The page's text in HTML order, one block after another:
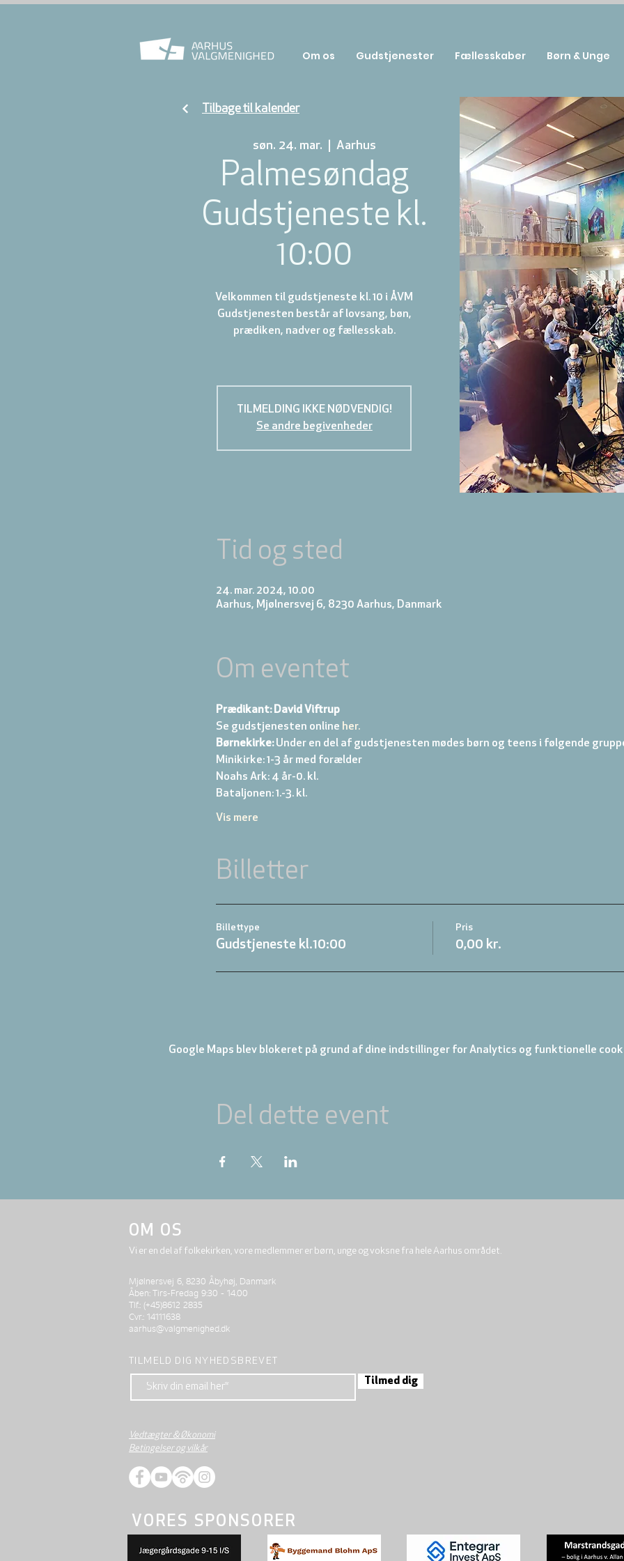
søn. 24. mar. Aarhus
Palmesøndag
Gudstjeneste kl.
10:00
Velkommen til gudstjeneste kl. 10 i ÅVM
Gudstjenesten består af lovsang, bøn,
prædiken, nadver og fællesskab.
TILMELDING IKKE NØDVENDIG!
Se andre begivenheder
Tid og sted
24. mar. 2024, 10.00
Aarhus, Mjølnersvej 6, 8230 Aarhus, Danmark
Om eventet
Prædikant: David Viftrup
Se gudstjenesten online her.
Børnekirke: Under en del af gudstjenesten mødes børn og teens i følgende
Minikirke: 1-3 år med forælder
Noahs Ark: 4 år-0. kl.
Bataljonen: 1.-3. kl.
Vis mere
Billetter
Billettype
Gudstjeneste kl.10:00
Pris
0,00 kr.
Google Maps blev blokeret på grund af dine indstillinger for Analytics og funktionelle
Del dette event
Tilbage til kalender
Om os Gudstjenester Fællesskaber Børn & Unge
OM OS
Vi er en del af folkekirken, vore medlemmer er børn, unge og voksne fra hele Aarhus området.
Mjølnersvej 6, 8230 Åbyhøj, Danmark
Åben: Tirs-Fredag 9:30 - 14.00
Tlf.: (+45)8612 2835
Cvr.: 14111638
aarhus@valgmenighed.dk
TILMELD DIG NYHEDSBREVET
Tilmed dig
Vedtægter & Økonomi
Betingelser og vilkår
VORES SPONSORER